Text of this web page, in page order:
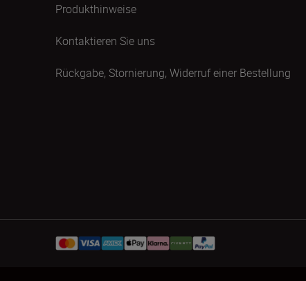
Produkthinweise
Kontaktieren Sie uns
Rückgabe, Stornierung, Widerruf einer Bestellung